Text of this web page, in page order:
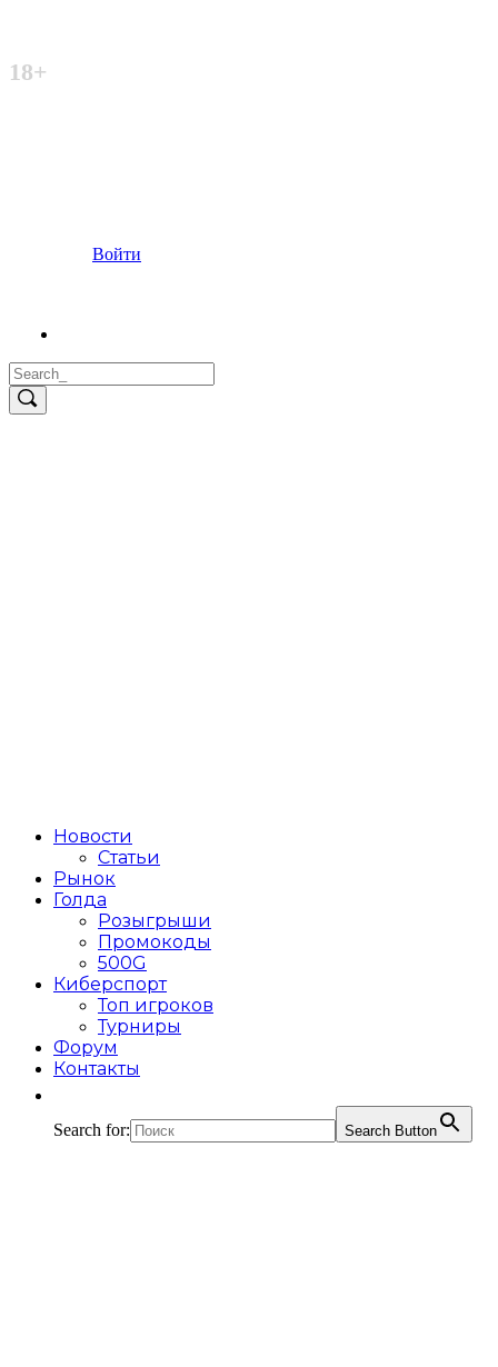
18+
Войти
Новости
Статьи
Рынок
Голда
Розыгрыши
Промокоды
500G
Киберспорт
Топ игроков
Турниры
Форум
Контакты
Search for: Search Button